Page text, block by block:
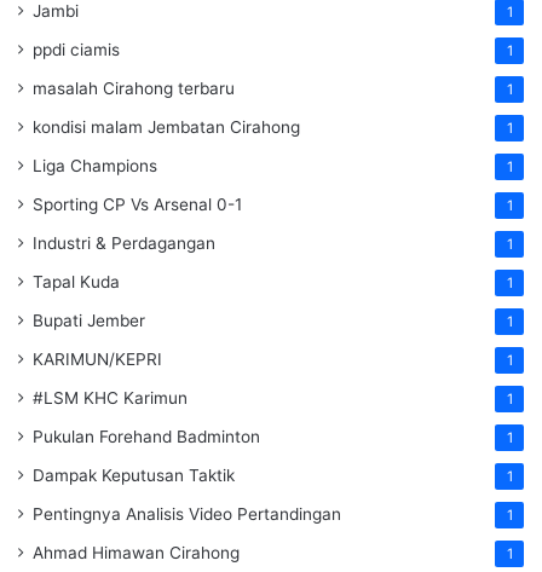
Jambi 1
ppdi ciamis 1
masalah Cirahong terbaru 1
kondisi malam Jembatan Cirahong 1
Liga Champions 1
Sporting CP Vs Arsenal 0-1 1
Industri & Perdagangan 1
Tapal Kuda 1
Bupati Jember 1
KARIMUN/KEPRI 1
#LSM KHC Karimun 1
Pukulan Forehand Badminton 1
Dampak Keputusan Taktik 1
Pentingnya Analisis Video Pertandingan 1
Ahmad Himawan Cirahong 1